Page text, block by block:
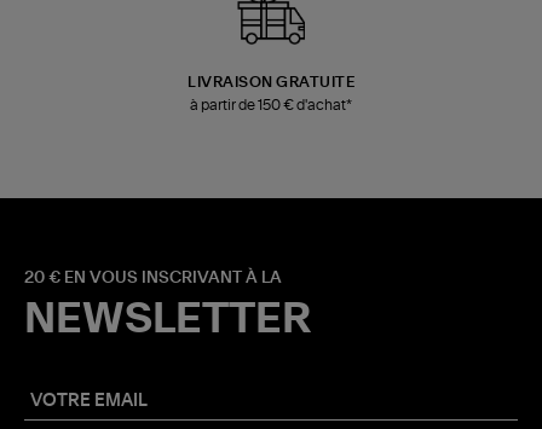
LIVRAISON GRATUITE
à partir de 150 € d'achat*
20 € EN VOUS INSCRIVANT À LA
NEWSLETTER